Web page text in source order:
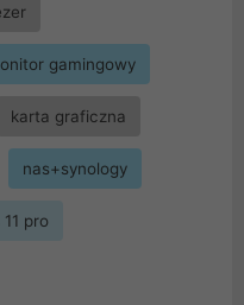
gamingowy
karta graficzna
nas+synology
pro